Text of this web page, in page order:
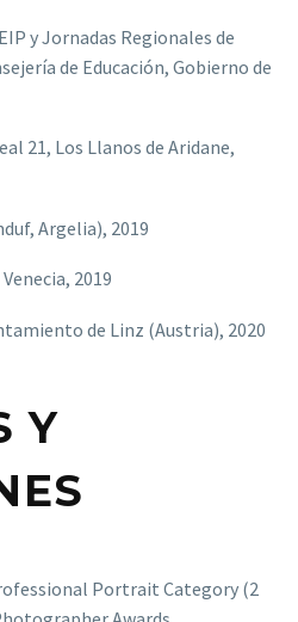
y Jornadas Regionales de
de Educación, Gobierno de
21, Los Llanos de Aridane,
Argelia), 2019
2019
de Linz (Austria), 2020
Y
Portrait Category (2